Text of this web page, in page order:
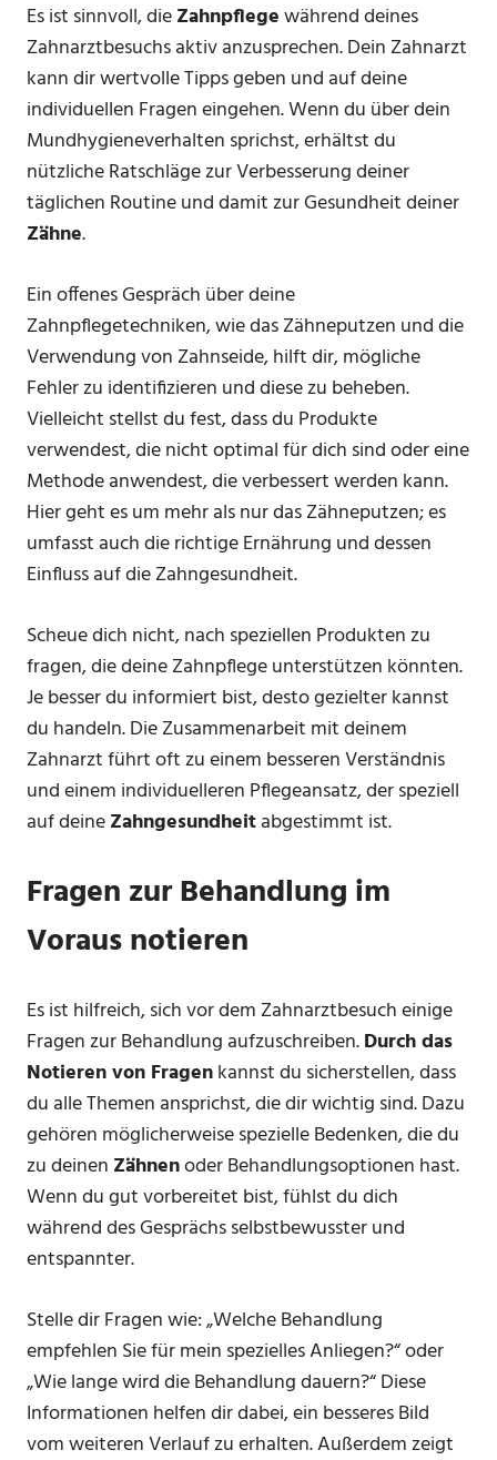
Es ist sinnvoll, dieZahnpflegewährend deines
Zahnarztbesuchs aktiv anzusprechen. Dein Zahnarzt
kann dir wertvolle Tipps geben und auf deine
individuellen Fragen eingehen. Wenn du über dein
Mundhygieneverhalten sprichst, erhältst du
nützliche Ratschläge zur Verbesserung deiner
täglichen Routine und damit zur Gesundheit deiner
Zähne.
Ein offenes Gespräch über deine
Zahnpflegetechniken, wie das Zähneputzen und die
Verwendung von Zahnseide, hilft dir, mögliche
Fehler zu identifizieren und diese zu beheben.
Vielleicht stellst du fest, dass du Produkte
verwendest, die nicht optimal für dich sind oder eine
Methode anwendest, die verbessert werden kann.
Hier geht es um mehr als nur das Zähneputzen; es
umfasst auch die richtige Ernährung und dessen
Einfluss auf die Zahngesundheit.
Scheue dich nicht, nach speziellen Produkten zu
fragen, die deine Zahnpflege unterstützen könnten.
Je besser du informiert bist, desto gezielter kannst
du handeln. Die Zusammenarbeit mit deinem
Zahnarzt führt oft zu einem besseren Verständnis
und einem individuelleren Pflegeansatz, der speziell
auf deineZahngesundheitabgestimmt ist.
Fragen zur Behandlung im
Voraus notieren
Es ist hilfreich, sich vor dem Zahnarztbesuch einige
Fragen zur Behandlung aufzuschreiben.Durch das
Notieren von Fragenkannst du sicherstellen, dass
du alle Themen ansprichst, die dir wichtig sind. Dazu
gehören möglicherweise spezielle Bedenken, die du
zu deinen Zähnenoder Behandlungsoptionen hast.
Wenn du gut vorbereitet bist, fühlst du dich
während des Gesprächs selbstbewusster und
entspannter.
Stelle dir Fragen wie: „Welche Behandlung
empfehlen Sie für mein spezielles Anliegen?“ oder
„Wie lange wird die Behandlung dauern?“ Diese
Informationen helfen dir dabei, ein besseres Bild
vom weiteren Verlauf zu erhalten. Außerdem zeigt